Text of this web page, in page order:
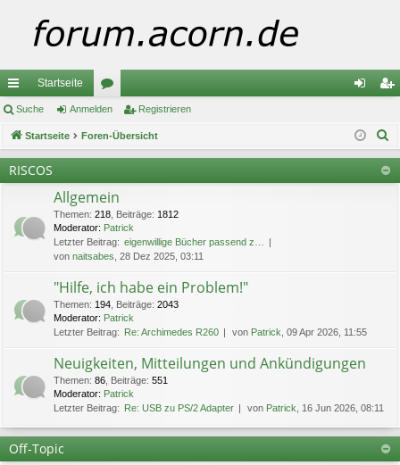
ch
ne
llz
riff
Startseite
or
en m ist
rie
Suche Anmelden Registrieren
Startseite Foren-Übersicht
RISCOS
Allgemein
Themen: 218 Beiträge: 1812
Moderator: Patrick
Letzter Beitrag: eigenwillige Bücher passend z…
von naitsabes , 28 Dez 2025, 03:11
"Hilfe, ich habe ein Problem!"
Themen: 194 Beiträge: 2043
Moderator: Patrick
Letzter Beitrag: Re: Archimedes R260 von Patrick , 09 Apr 2026, 11:55
Neuigkeiten, Mitteilungen und Ankündigungen
Themen: 86 Beiträge: 551
Moderator: Patrick
Letzter Beitrag: Re: USB zu PS/2 Adapter von Patrick , 16 Jun 2026, 08:11
Off-Topic